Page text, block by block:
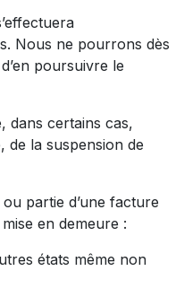
Nous ne pourrons dès
poursuivre le
dans certains cas,
de la suspension de
partie d’une facture
en demeure :
états même non